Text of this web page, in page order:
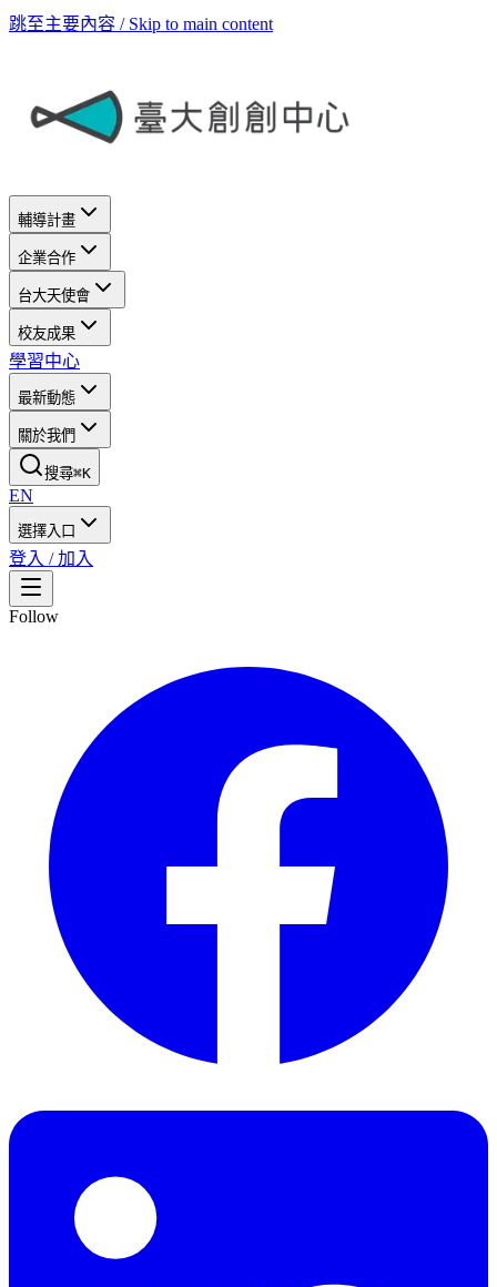
跳至主要內容 / Skip to main content
輔導計畫
企業合作
台大天使會
校友成果
學習中心
最新動態
關於我們
搜尋⌘K
EN
選擇入口
登入 / 加入
Follow